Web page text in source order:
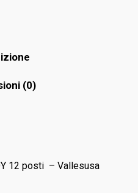
(0)
12 posti – Vallesusa